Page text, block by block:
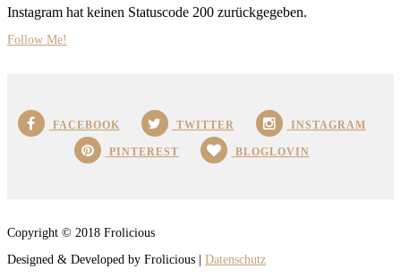
Instagram hat keinen Statuscode 200 zurückgegeben.
Follow Me!
FACEBOOK TWITTER INSTAGRAM
PINTEREST BLOGLOVIN
Copyright © 2018 Frolicious
Designed & Developed by Frolicious | Datenschutz